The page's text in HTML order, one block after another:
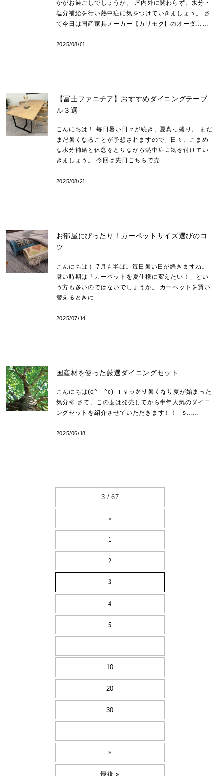
かがお過ごしでしょうか。 屋内外に関わらず、水分・
塩分補給を行い熱中症に気をつけていきましょう。 さ
て今日は国産家具メーカー【カリモク】のオーダ……
2025/08/01
【冨士ファニチア】おすすめダイニングテーブ
ル３選
こんにちは！ 毎日暑い日々が続き、夏真っ盛り。 まだ
まだ暑くなることが予想されますので、日々、こまめ
な水分補給と休憩をとりながら熱中症に気を付けてい
きましょう。 今回は先日こちらで売……
2025/08/21
お部屋にぴったり！カーペットサイズ選びのコ
ツ
こんにちは！ 7月も半ば。毎日暑い日が続きますね。
暑い時期は「カーペットを夏仕様に変えたい！」とい
う方も多いのではないでしょうか。 カーペットを買い
替えるときに……
2025/07/14
国産材を使った厳選ダイニングセット
こんにちは(o^―^o)ﾆｺ すっかり暑くなり夏が始まった
気分🌞 さて、この度は発売してから半年人気のダイニ
ングセットを紹介させていただきます！！ s……
2025/06/18
3 / 67
«
1
2
3
4
5
...
10
20
30
...
»
最後 »